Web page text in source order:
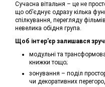
Сучасна вітальня – це не
що об’єднує одразу кілька
спілкування, перегляду
невелика обідня група.
Щоб інтер’єр залишався
модульні та
книжки тощо;
зонування – поділ
чи декоративних